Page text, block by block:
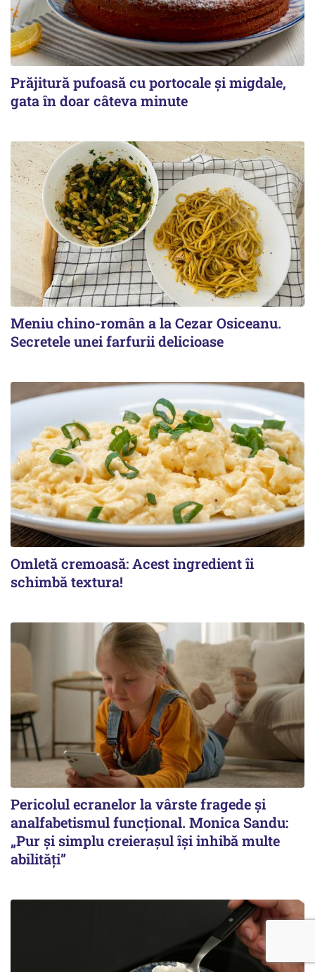
Prăjitură pufoasă cu portocale și migdale,
gata în doar câteva minute
Meniu chino-român a la Cezar Osiceanu.
Secretele unei farfurii delicioase
Omletă cremoasă: Acest ingredient îi
schimbă textura!
Pericolul ecranelor la vârste fragede și
analfabetismul funcțional. Monica Sandu:
„Pur și simplu creierașul își inhibă multe
abilități”